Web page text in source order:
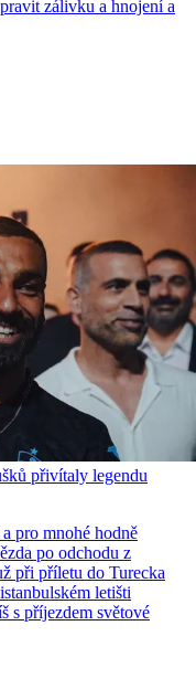
zálivku a hnojení a
přivítaly legendu
pro mnohé hodně
po odchodu z
při příletu do Turecka
letišti
s příjezdem světové